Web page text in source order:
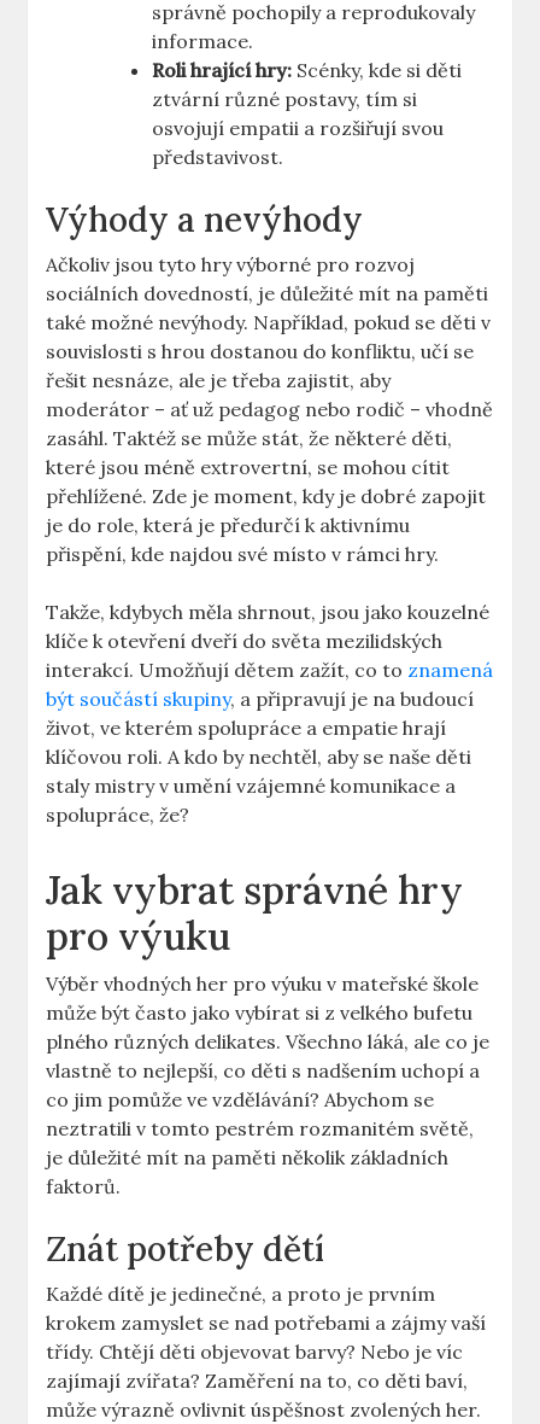
správně pochopily a reprodukovaly
informace.
Roli hrající hry: Scénky, kde si děti
ztvární různé postavy, tím si
osvojují empatii a rozšiřují svou
představivost.
Výhody a nevýhody
Ačkoliv jsou tyto hry výborné pro rozvoj
sociálních dovedností, je důležité mít na paměti
také možné nevýhody. Například, pokud se děti v
souvislosti s hrou dostanou do konfliktu, učí se
řešit nesnáze, ale je třeba zajistit, aby
moderátor – ať už pedagog nebo rodič – vhodně
zasáhl. Taktéž se může stát, že některé děti,
které jsou méně extrovertní, se mohou cítit
přehlížené. Zde je moment, kdy je dobré zapojit
je do role, která je předurčí k aktivnímu
přispění, kde najdou své místo v rámci hry.
Takže, kdybych měla shrnout, jsou jako kouzelné
klíče k otevření dveří do světa mezilidských
interakcí. Umožňují dětem zažít, co to znamená
být součástí skupiny, a připravují je na budoucí
život, ve kterém spolupráce a empatie hrají
klíčovou roli. A kdo by nechtěl, aby se naše děti
staly mistry v umění vzájemné komunikace a
spolupráce, že?
Jak vybrat správné hry
pro výuku
Výběr vhodných her pro výuku v mateřské škole
může být často jako vybírat si z velkého bufetu
plného různých delikates. Všechno láká, ale co je
vlastně to nejlepší, co děti s nadšením uchopí a
co jim pomůže ve vzdělávání? Abychom se
neztratili v tomto pestrém rozmanitém světě,
je důležité mít na paměti několik základních
faktorů.
Znát potřeby dětí
Každé dítě je jedinečné, a proto je prvním
krokem zamyslet se nad potřebami a zájmy vaší
třídy. Chtějí děti objevovat barvy? Nebo je víc
zajímají zvířata? Zaměření na to, co děti baví,
může výrazně ovlivnit úspěšnost zvolených her.